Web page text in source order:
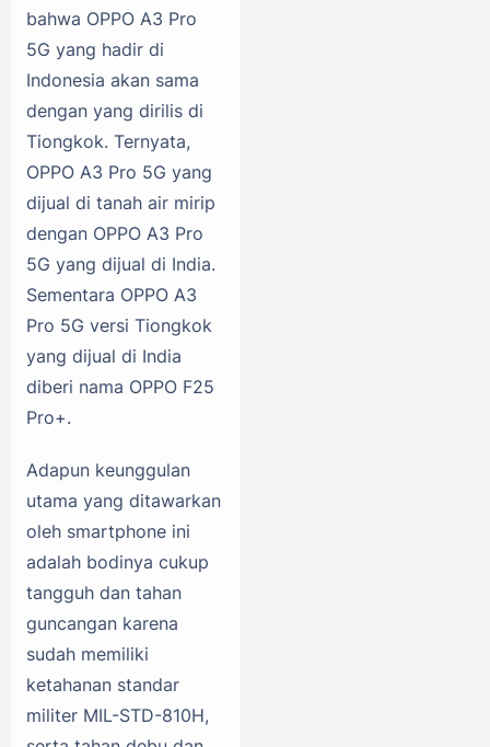
bahwa OPPO A3 Pro
5G yang hadir di
Indonesia akan sama
dengan yang dirilis di
Tiongkok. Ternyata,
OPPO A3 Pro 5G yang
dijual di tanah air mirip
dengan OPPO A3 Pro
5G yang dijual di India.
Sementara OPPO A3
Pro 5G versi Tiongkok
yang dijual di India
diberi nama OPPO F25
Pro+.
Adapun keunggulan
utama yang ditawarkan
oleh smartphone ini
adalah bodinya cukup
tangguh dan tahan
guncangan karena
sudah memiliki
ketahanan standar
militer MIL-STD-810H,